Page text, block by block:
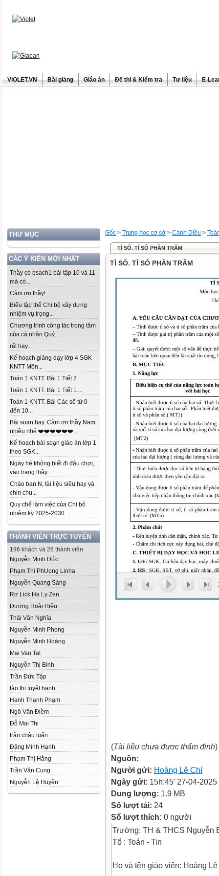
ViOLET.VN Bài giảng Giáo án Đề thi & Kiểm tra Tư liệu E-
THƯ MỤC
CÁC Ý KIẾN MỚI NHẤT
Thầy có bsach1 bài tập 10 và 11
mà có...
Cảm ơn thầy!...
Biểu tập thể Chi bộ xây dựng
nhiệm vụ trọng...
Chương trình công tác trọng tâm
của cá nhân Quý...
rất hay...
Kế hoạch giảng dạy lớp 4 SGK -
KNTT Môn...
Toán 1 KNTT. Bài 1 Tiết 2....
Toán 1 KNTT. Bài 1 Tiết 1....
Toán 1 KNTT. Bài Các số từ 0
đến 10...
Bài soạn hay. Cảm ơn thầy Nam
nhiều nhé ❤️❤️❤️❤️❤️❤️...
Kế hoạch bài soạn giáo án lớp 1
theo SGK...
Ngày hè không biết đi đâu chơi,
vào trang thầy...
Chào bạn N, tài liệu siêu hay và
chỉn chu...
Quy chế làm việc của Chi bộ
nhiệm kỳ 2025-2030...
THÀNH VIÊN TRỰC TUYẾN
196 khách và 26 thành viên
Nguyễn Minh Đức
Phạm Thi Ph­Uong Linha
Nguyễn Quang Sáng
Rơ Lick Ha Ly Zen
Dương Hoài Hiếu
Thái Văn Nghĩa
Nguyễn Minh Phong
Nguyễn Minh Hoàng
Mai Van Tat
Nguyễn Thị Bình
Trần Đức Tập
tào thị tuyết hạnh
Hanh Thanh Phạm
Ngô Văn Điềm
Đỗ Mai Thi
trần châu tuấn
Đặng Minh Hạnh
Phạm Thị Hằng
Trần Văn Cung
Nguyễn Lệ Huyền
Gốc > Trung học cơ sở > Cánh Diều >
TỈ SỐ. TỈ SỐ PHẦN TRĂM
TỈ SỐ. TỈ SỐ PHẦN TRĂM
(Tài liệu chưa được thẩm định)
Nguồn:
Người gửi: Hoàng Lê Chí
Ngày gửi: 15h:45' 27-04-2025
Dung lượng: 1.9 MB
Số lượt tải: 24
Số lượt thích: 0 người
Trường: TH & THCS Nguyễn
Tổ : Toán - Tin
Họ và tên giáo viên: Hoàng